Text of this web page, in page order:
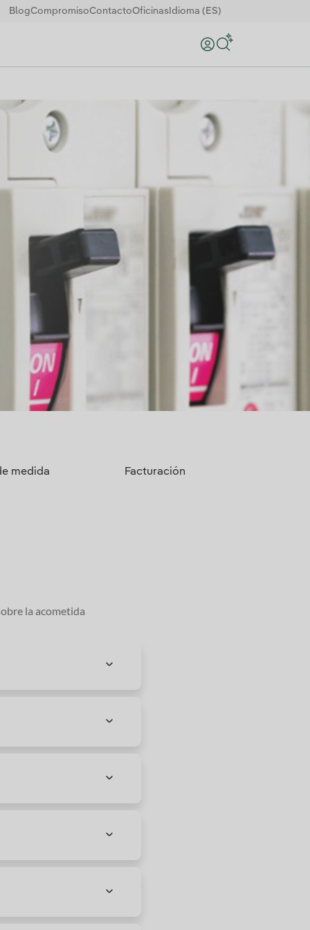
BlogCompromisoContactoOficinas Idioma (ES)
Buscar
medida Facturación
la acometida